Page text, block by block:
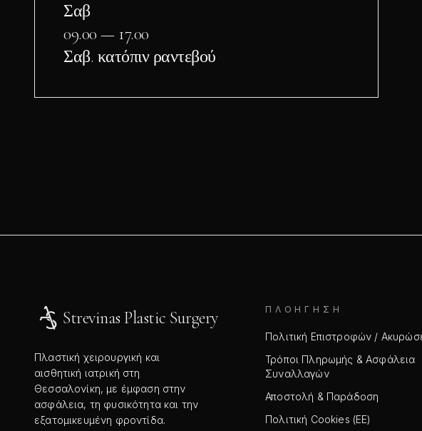
Σαβ
09.00 — 17.00
Σαβ. κατόπιν ραντεβού
Strevinas Plastic Surgery
Πλαστική χειρουργική και
αισθητική ιατρική στη
Θεσσαλονίκη, με έμφαση στην
ασφάλεια, τη φυσικότητα και την
εξατομικευμένη φροντίδα.
ΠΛΟΉΓΗΣΗ
Πολιτική Επιστροφών /
Τρόποι Πληρωμής & Ασφάλεια
Συναλλαγών
Αποστολή & Παράδοση
Πολιτική Cookies (ΕΕ)